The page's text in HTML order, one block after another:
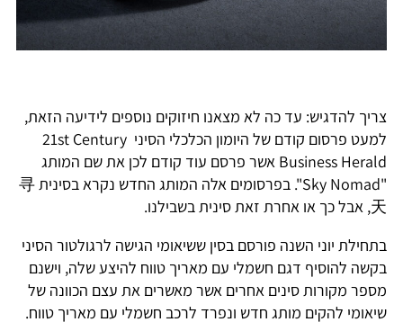
צריך להדגיש: עד כה לא מצאנו חיזוקים נוספים לידיעה הזאת,
למעט פרסום קודם של היומון הכלכלי הסיני 21st Century
Business Herald אשר פרסם עוד קודם לכן את שם המותג
"Sky Nomad". בפרסומים אלה המותג החדש נקרא בסינית 寻
天, אבל כך או אחרת זאת סינית בשבילנו.
בתחילת יוני השנה פורסם בסין ששיאומי הגישה לרגולטור הסיני
בקשה להוסיף דגם חשמלי עם מאריך טווח להיצע שלה, וישנם
מספר מקורות סינים אחרים אשר מאשרים את עצם הכוונה של
שיאומי להקים מותג חדש ונפרד לרכב חשמלי עם מאריך טווח.